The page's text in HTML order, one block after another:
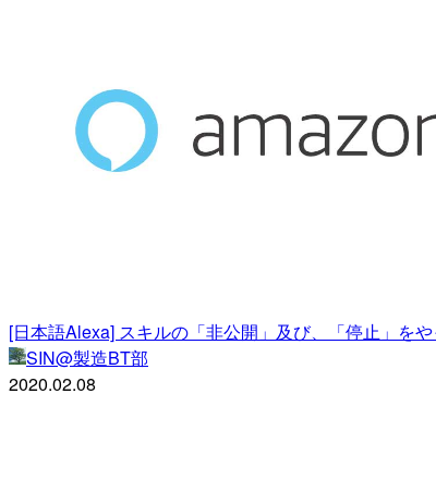
[日本語Alexa] スキルの「非公開」及び、「停止」をや
SIN@製造BT部
2020.02.08